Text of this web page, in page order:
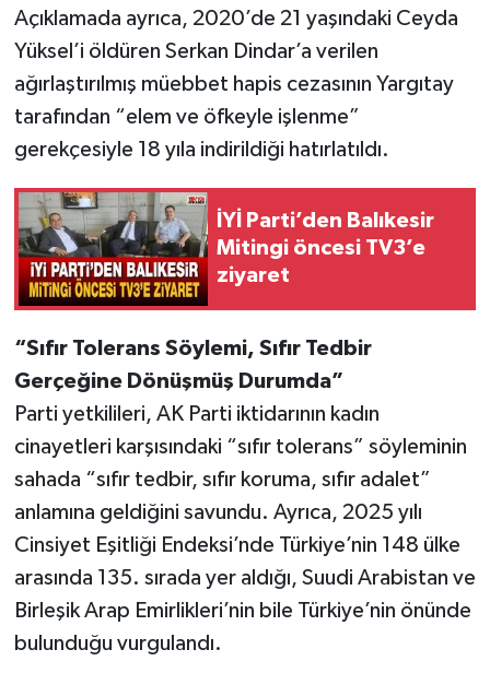
Açıklamada ayrıca, 2020’de 21 yaşındaki Ceyda
Yüksel’i öldüren Serkan Dindar’a verilen
ağırlaştırılmış müebbet hapis cezasının Yargıtay
tarafından “elem ve öfkeyle işlenme”
gerekçesiyle 18 yıla indirildiği hatırlatıldı.
İYİ Parti’den Balıkesir
Mitingi öncesi TV3’e
ziyaret
“Sıfır Tolerans Söylemi, Sıfır Tedbir
Gerçeğine Dönüşmüş Durumda”
Parti yetkilileri, AK Parti iktidarının kadın
cinayetleri karşısındaki “sıfır tolerans” söyleminin
sahada “sıfır tedbir, sıfır koruma, sıfır adalet”
anlamına geldiğini savundu. Ayrıca, 2025 yılı
Cinsiyet Eşitliği Endeksi’nde Türkiye’nin 148 ülke
arasında 135. sırada yer aldığı, Suudi Arabistan ve
Birleşik Arap Emirlikleri’nin bile Türkiye’nin önünde
bulunduğu vurgulandı.